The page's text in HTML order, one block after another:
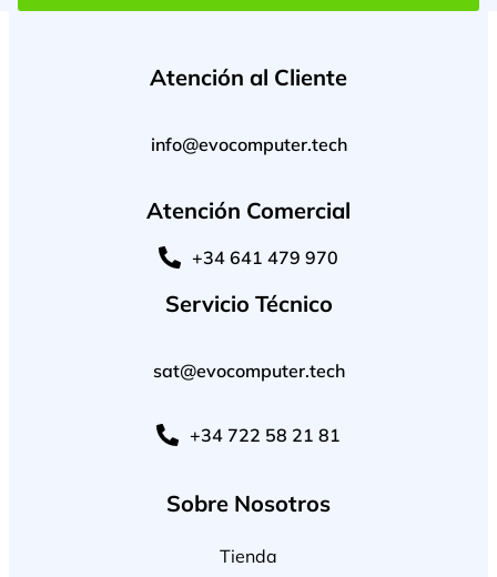
Atención al Cliente
info@evocomputer.tech
Atención Comercial
+34 641 479 970
Servicio Técnico
sat@evocomputer.tech
+34 722 58 21 81
Sobre Nosotros
Tienda